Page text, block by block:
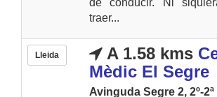
de conducir. Ni
traer...
Lleida A 1.58 kms
Mèdic El Segre
Avinguda Segre 2, 2º-2ª